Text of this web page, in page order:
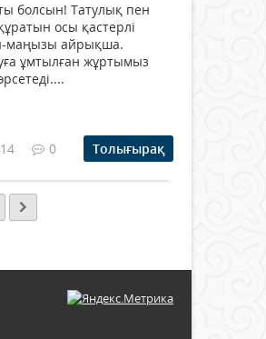
болсын! Татулық пен
осы қастерлі
маңызы айрықша.
ұмтылған жұртымыз
0 Толығырақ